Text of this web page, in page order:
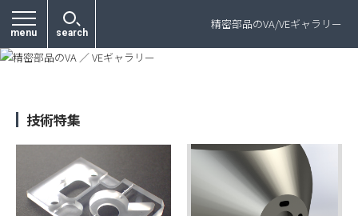
menu search
精密部品のVA/VEギャラリー
技術特集